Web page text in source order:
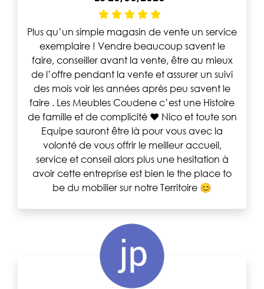
Plus qu’un simple magasin de vente un service
exemplaire ! Vendre beaucoup savent le
faire, conseiller avant la vente, être au mieux
de l’offre pendant la vente et assurer un suivi
des mois voir les années après peu savent le
faire . Les Meubles Coudene c’est une Histoire
de famille et de complicité ❤️ Nico et toute son
Equipe sauront être là pour vous avec la
volonté de vous offrir le meilleur accueil,
service et conseil alors plus une hesitation à
avoir cette entreprise est bien le the place to
be du mobilier sur notre Territoire 😊